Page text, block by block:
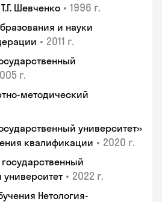
Шевченко • 1996 г.
и науки
• 2011 г.
г.
методический
университет»
квалификации • 2020 г.
университет • 2022 г.
Нетология-